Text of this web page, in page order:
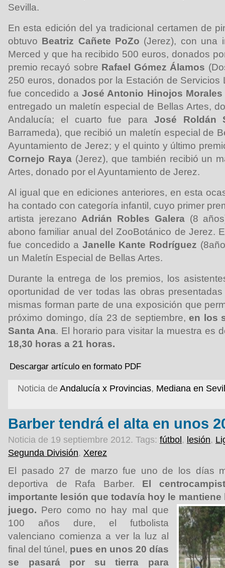
Sevilla.
En esta edición del ya tradicional certamen de
obtuvo Beatriz Cañete PoZo (Jerez), con una
Merced y que ha recibido 500 euros, donados
premio recayó sobre Rafael Gómez Álamos
250 euros, donados por la Estación de Servicios
fue concedido a José Antonio Hinojos Morales
entregado un maletín especial de Bellas Artes,
Andalucía; el cuarto fue para José Roldán
Barrameda), que recibió un maletín especial de
Ayuntamiento de Jerez; y el quinto y último
Cornejo Raya(Jerez), que también recibió un
Artes, donado por el Ayuntamiento de Jerez.
Al igual que en ediciones anteriores, en esta
ha contado con categoría infantil, cuyo primer
artista jerezano Adrián Robles Galera(8
abono familiar anual del ZooBotánico de Jerez.
fue concedido a Janelle Kante Rodríguez
un Maletín Especial de Bellas Artes.
Durante la entrega de los premios, los
oportunidad de ver todas las obras
mismas forman parte de una exposición que
próximo domingo, día 23 de septiembre, en los
Santa Ana. El horario para visitar la muestra es
18,30 horas a 21 horas.
Descargar artículo en formato PDF
Noticia de Andalucía x Provincias, Mediana en
Barber tendrá el alta en unos
Noticia de 19 septiembre 2012. Tags: fútbol , lesión,
Segunda División, Xerez
El pasado 27 de marzo fue uno de los días
deportiva de Rafa Barber. El
importante lesión que todavía hoy le
juego. Pero como no hay mal que
100 años dure, el futbolista
valenciano comienza a ver la luz al
final del túnel, pues en unos 20 días
se pasará por su tierra para